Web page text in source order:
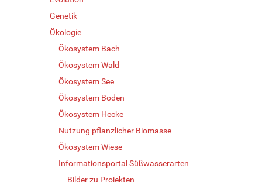
Genetik
Ökologie
Ökosystem Bach
Ökosystem Wald
Ökosystem See
Ökosystem Boden
Ökosystem Hecke
Nutzung pflanzlicher Biomasse
Ökosystem Wiese
Informationsportal Süßwasserarten
Bilder zu Projekten